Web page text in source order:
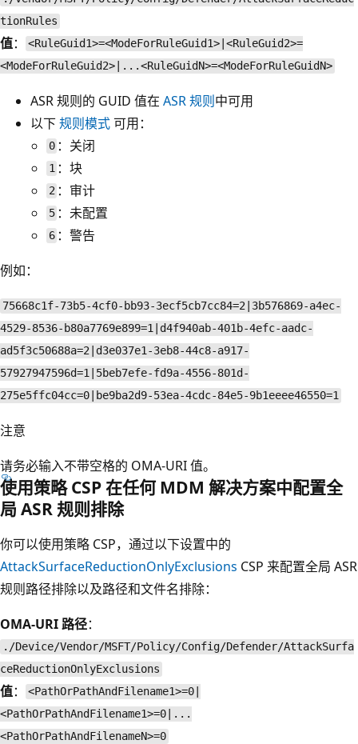
tionRules
值：
<RuleGuid1>=<ModeForRuleGuid1>|<RuleGuid2>=
<ModeForRuleGuid2>|...<RuleGuidN>=<ModeForRuleGuidN>
ASR 规则的 GUID 值在 ASR 规则中可用
以下规则模式可用：
0 ：关闭
1 ：块
2 ：审计
5 ：未配置
6 ：警告
例如：
75668c1f-73b5-4cf0-bb93-3ecf5cb7cc84=2|3b576869-a4ec-
4529-8536-b80a7769e899=1|d4f940ab-401b-4efc-aadc-
ad5f3c50688a=2|d3e037e1-3eb8-44c8-a917-
57927947596d=1|5beb7efe-fd9a-4556-801d-
275e5ffc04cc=0|be9ba2d9-53ea-4cdc-84e5-9b1eeee46550=1
注意
请务必输入不带空格的 OMA-URI 值。
使用策略 CSP 在任何 MDM 解决方案中配置全
局 ASR 规则排除
你可以使用策略 CSP，通过以下设置中的
AttackSurfaceReductionOnlyExclusions CSP 来配置全局 ASR
规则路径排除以及路径和文件名排除：
OMA-URI 路径：
./Device/Vendor/MSFT/Policy/Config/Defender/AttackSurfa
ceReductionOnlyExclusions
值：
<PathOrPathAndFilename1>=0|
<PathOrPathAndFilename1>=0|...
<PathOrPathAndFilenameN>=0